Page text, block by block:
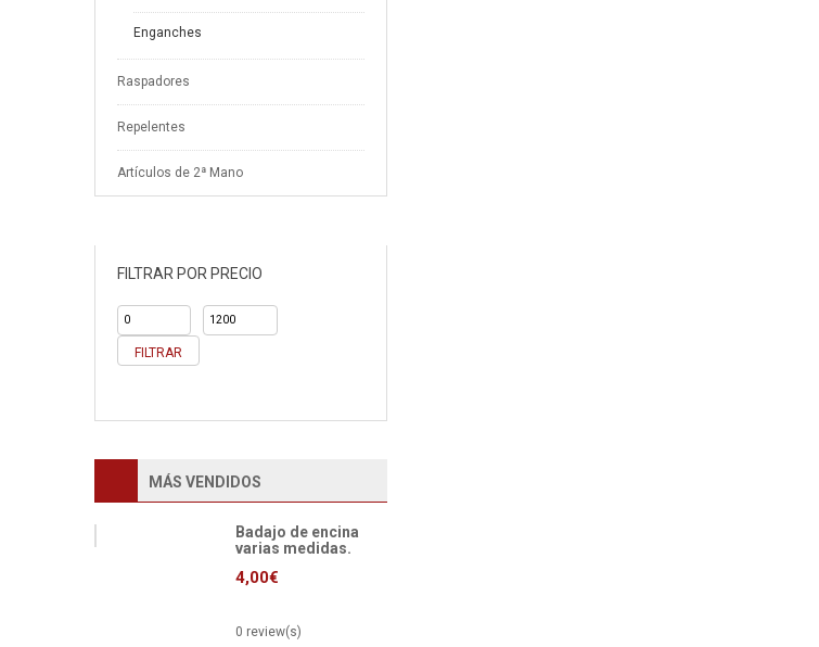
Enganches
Raspadores
Repelentes
Artículos de 2ª Mano
FILTRAR POR PRECIO
FILTRAR
MÁS VENDIDOS
Badajo de encina
varias medidas.
4,00€
0 review(s)